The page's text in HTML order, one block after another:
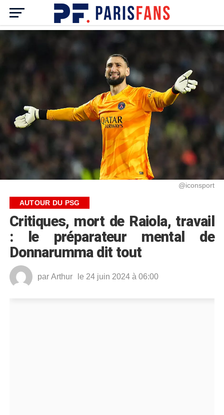
@iconsport
AUTOUR DU PSG
Critiques, mort de Raiola, travail
: le préparateur mental de
Donnarumma dit tout
par Arthur le 24 juin 2024 à 06:00